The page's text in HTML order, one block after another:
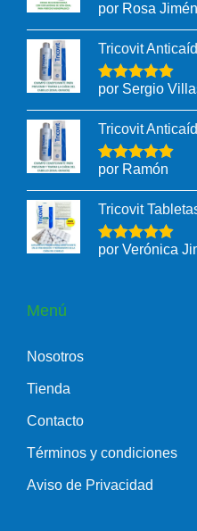
por Rosa
Tricovit
por Sergio
Tricovit
por Ramón
Tricovit
por Verónica
Menú
Nosotros
Tienda
Contacto
Términos y condiciones
Aviso de Privacidad